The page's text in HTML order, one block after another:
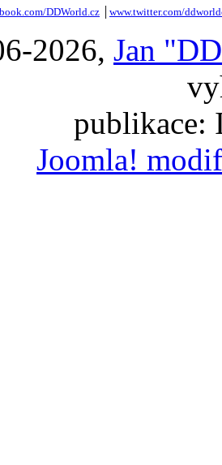
DDWorld.cz www.twitter.com/
2026, Jan
publikace:
Joomla!